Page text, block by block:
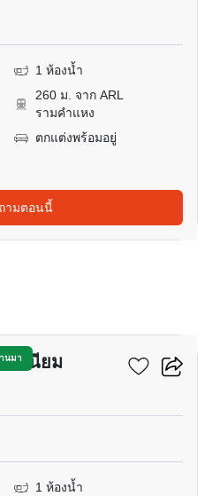
1 ห้องน้ำ
260 ม. จาก ARL
รามคำแหง
ตกแต่งพร้อมอยู่
ามตอนนี้
นมา
มิเนียม
1 ห้องน้ำ